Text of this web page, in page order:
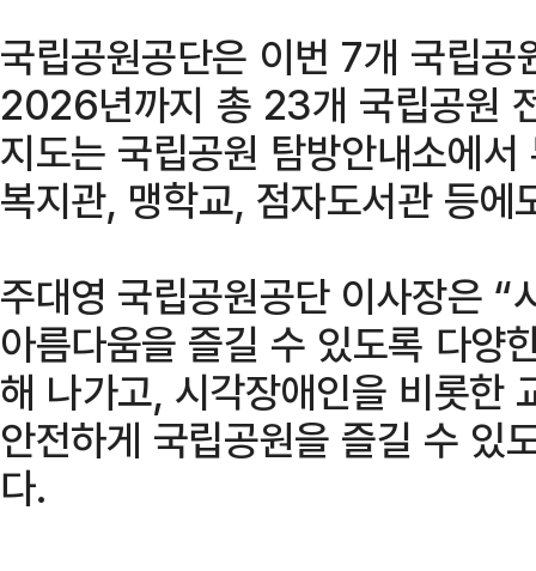
국립공원공단은 이번 7개 국립
2026년까지 총 23개 국립공원
지도는 국립공원 탐방안내소에
복지관, 맹학교, 점자도서관 등에
주대영 국립공원공단 이사장은 “
아름다움을 즐길 수 있도록 다양
해 나가고, 시각장애인을 비롯한
안전하게 국립공원을 즐길 수 있
다.